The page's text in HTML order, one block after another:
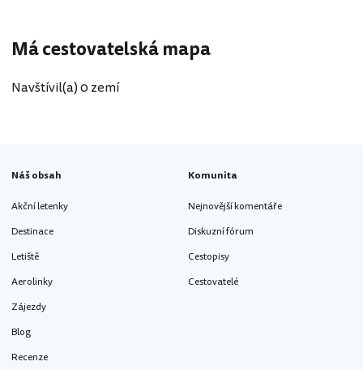
Má cestovatelská mapa
Navštívil(a) 0 zemí
Náš obsah
Akční letenky
Destinace
Letiště
Aerolinky
Zájezdy
Blog
Recenze
Komunita
Nejnovější komentáře
Diskuzní fórum
Cestopisy
Cestovatelé